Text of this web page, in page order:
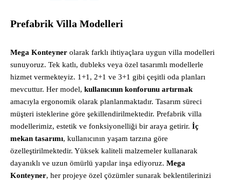
Prefabrik Villa Modelleri
Mega Konteyner olarak farklı ihtiyaçlara uygun villa modelleri
sunuyoruz. Tek katlı, dubleks veya özel tasarımlı modellerle
hizmet vermekteyiz. 1+1, 2+1 ve 3+1 gibi çeşitli oda planları
mevcuttur. Her model, kullanıcının konforunu artırmak
amacıyla ergonomik olarak planlanmaktadır. Tasarım süreci
müşteri isteklerine göre şekillendirilmektedir. Prefabrik villa
modellerimiz, estetik ve fonksiyonelliği bir araya getirir. İç
mekan tasarımı, kullanıcının yaşam tarzına göre
özelleştirilmektedir. Yüksek kaliteli malzemeler kullanarak
dayanıklı ve uzun ömürlü yapılar inşa ediyoruz. Mega
Konteyner, her projeye özel çözümler sunarak beklentilerinizi